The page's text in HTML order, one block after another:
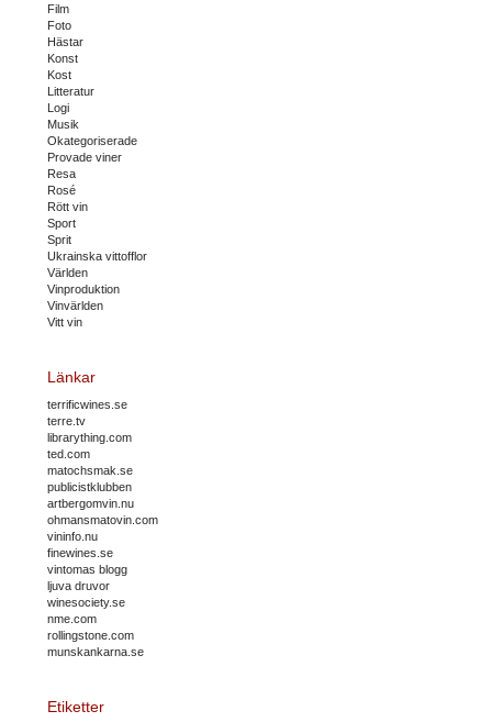
Film
Foto
Hästar
Konst
Kost
Litteratur
Logi
Musik
Okategoriserade
Provade viner
Resa
Rosé
Rött vin
Sport
Sprit
Ukrainska vittofflor
Världen
Vinproduktion
Vinvärlden
Vitt vin
Länkar
terrificwines.se
terre.tv
librarything.com
ted.com
matochsmak.se
publicistklubben
artbergomvin.nu
ohmansmatovin.com
vininfo.nu
finewines.se
vintomas blogg
ljuva druvor
winesociety.se
nme.com
rollingstone.com
munskankarna.se
Etiketter